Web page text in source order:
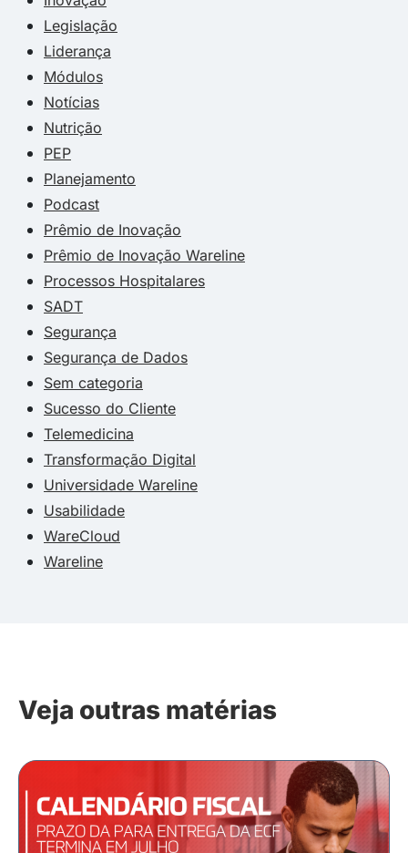
Legislação
Liderança
Módulos
Notícias
Nutrição
PEP
Planejamento
Podcast
Prêmio de Inovação
Prêmio de Inovação Wareline
Processos Hospitalares
SADT
Segurança
Segurança de Dados
Sem categoria
Sucesso do Cliente
Telemedicina
Transformação Digital
Universidade Wareline
Usabilidade
WareCloud
Wareline
Veja outras matérias